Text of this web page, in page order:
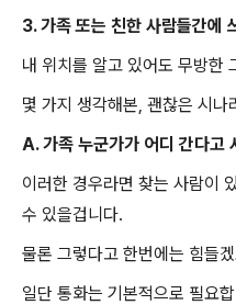
3. 가족 또는 친한 사람들간에
내 위치를 알고 있어도 무방한
몇 가지 생각해본, 괜찮은 시나
A. 가족 누군가가 어디 간다고
이러한 경우라면 찾는 사람이
수 있을겁니다.
물론 그렇다고 한번에는 힘들
일단 통화는 기본적으로 필요